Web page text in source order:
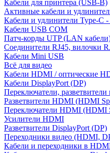
Кабели для принтера (USB-B)
Активные кабели и
Кабели и удлинители Type-C -
Кабели USB COM
Патч-корды UTP (LAN
Соединители RJ45, вилочки
Кабели Mini USB
Всё для видео
Кабели HDMI / оптические
Кабели DisplayPort (DP)
Переключатели, разветвители
Разветвители HDMI (HDMI
Переключатели HDMI (HDMI
Усилители HDMI
Разветвители DisplayPort (DP)
Переходники видео (HDMI,
Кабели и переходники в